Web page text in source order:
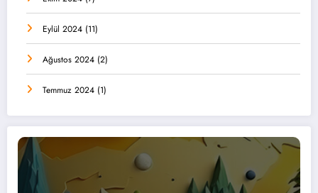
Eylül 2024 (11)
Ağustos 2024 (2)
Temmuz 2024 (1)